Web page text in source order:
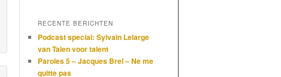
RECENTE BERICHTEN
Podcast special: Sylvain Lelarge
van Talen voor talent
Paroles 5 – Jacques Brel – Ne me
quitte pas